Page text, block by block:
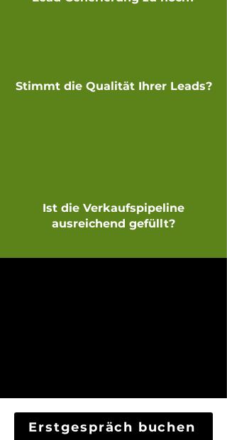
Stimmt die Qualität Ihrer Leads?
Ist die Verkaufspipeline
ausreichend gefüllt?
Erstgespräch buchen